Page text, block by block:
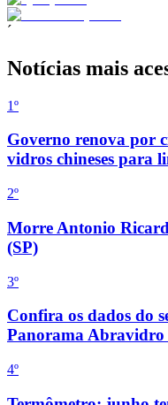
´
Notícias mais
1º
Governo renova por
vidros chineses para
2º
Morre Antonio
(SP)
3º
Confira os dados do
Panorama Abravidro
4º